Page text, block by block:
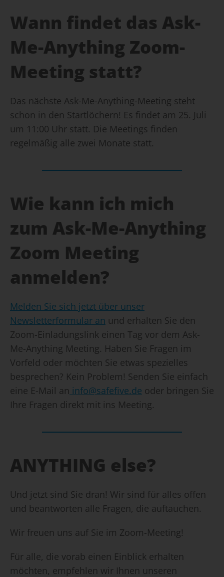
Wann findet das Ask-
Me-Anything Zoom-
Meeting statt?
Das nächste Ask-Me-Anything-Meeting steht
schon in den Startlöchern! Es findet am 25. Juli
um 11:00 Uhr statt. Die Meetings finden
regelmäßig alle zwei Monate statt.
Wie kann ich mich
zum Ask-Me-Anything
Zoom Meeting
anmelden?
Melden Sie sich jetzt über unser
Newsletterformular an und erhalten Sie den
Zoom-Einladungslink einen Tag vor dem Ask-
Me-Anything Meeting. Haben Sie Fragen im
Vorfeld oder möchten Sie etwas spezielles
besprechen? Kein Problem! Senden Sie einfach
eine E-Mail an info@safefive.de oder bringen Sie
Ihre Fragen direkt mit ins Meeting.
ANYTHING else?
Und jetzt sind Sie dran! Wir sind für alles offen
und beantworten alle Fragen, die auftauchen.
Wir freuen uns auf Sie im Zoom-Meeting!
Für alle, die vorab einen Einblick erhalten
möchten, empfehlen wir Ihnen unseren